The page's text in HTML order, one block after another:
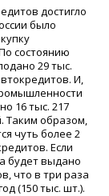
достигло
было
состоянию
29 тыс.
И,
16 тыс. 217
Таким образом,
чуть более 2
Если
будет выдано
что в три раза
(150тыс. шт.).